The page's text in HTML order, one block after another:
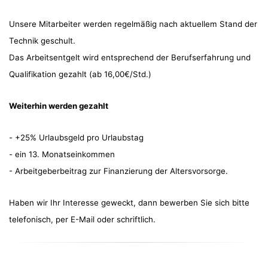
Unsere Mitarbeiter werden regelmäßig nach aktuellem Stand der
Technik geschult.
Das Arbeitsentgelt wird entsprechend der Berufserfahrung und
Qualifikation gezahlt (ab 16,00€/Std.)
Weiterhin werden gezahlt
- +25% Urlaubsgeld pro Urlaubstag
- ein 13. Monatseinkommen
- Arbeitgeberbeitrag zur Finanzierung der Altersvorsorge.
Haben wir Ihr Interesse geweckt, dann bewerben Sie sich bitte
telefonisch, per E-Mail oder schriftlich.